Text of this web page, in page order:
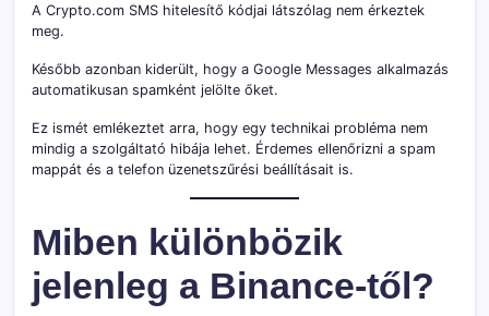
A Crypto.com SMS hitelesítő kódjai látszólag nem érkeztek
meg.
Később azonban kiderült, hogy a Google Messages alkalmazás
automatikusan spamként jelölte őket.
Ez ismét emlékeztet arra, hogy egy technikai probléma nem
mindig a szolgáltató hibája lehet. Érdemes ellenőrizni a spam
mappát és a telefon üzenetszűrési beállításait is.
Miben különbözik
jelenleg a Binance-től?